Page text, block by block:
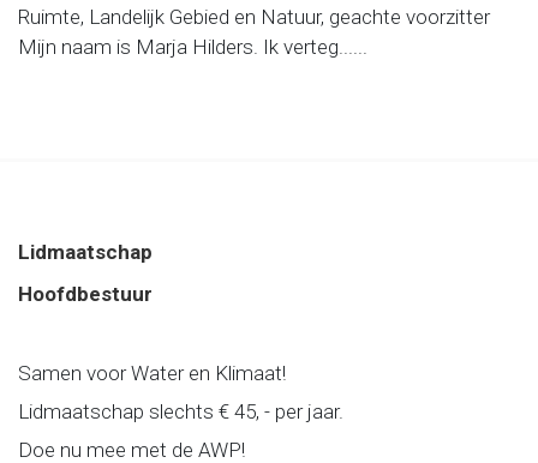
Ruimte, Landelijk Gebied en Natuur, geachte voorzitter
Mijn naam is Marja Hilders. Ik verteg......
Lidmaatschap
Hoofdbestuur
Samen voor Water en Klimaat!
Lidmaatschap slechts € 45, - per jaar.
Doe nu mee met de AWP!